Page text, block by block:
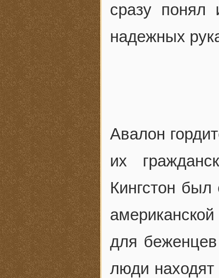
сразу понял
надежных
Авалон
их
Кингстон
для
люди находят